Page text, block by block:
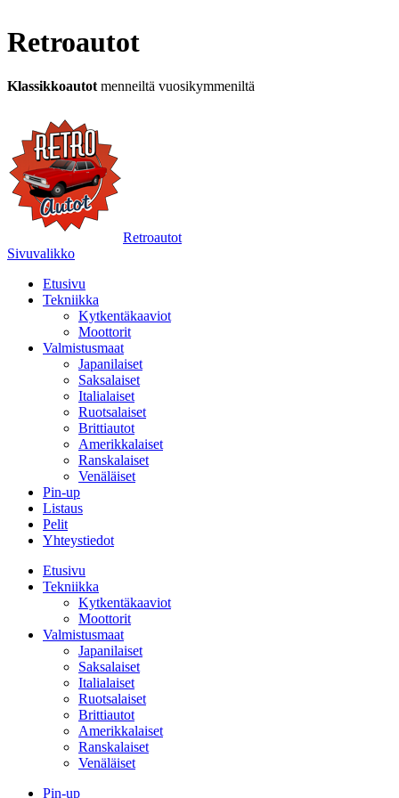
Retroautot
Klassikkoautot menneiltä vuosikymmeniltä
Retroautot
Sivuvalikko
Etusivu
Tekniikka
Kytkentäkaaviot
Moottorit
Valmistusmaat
Japanilaiset
Saksalaiset
Italialaiset
Ruotsalaiset
Brittiautot
Amerikkalaiset
Ranskalaiset
Venäläiset
Pin-up
Listaus
Pelit
Yhteystiedot
Etusivu
Tekniikka
Kytkentäkaaviot
Moottorit
Valmistusmaat
Japanilaiset
Saksalaiset
Italialaiset
Ruotsalaiset
Brittiautot
Amerikkalaiset
Ranskalaiset
Venäläiset
Pin-up